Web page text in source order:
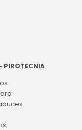
PIROTECNIA